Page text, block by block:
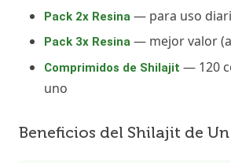
Pack 2x Resina — para uso
Pack 3x Resina — mejor valor
Comprimidos de Shilajit — 120
uno
Beneficios del Shilajit de